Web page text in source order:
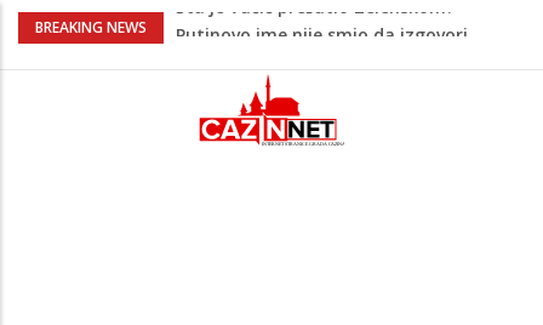
BREAKING NEWS
Šta se dešava u Europi? Dron iz
kod gasovoda
Ribari pronašli kosti na isušenom dnu
Save, podsjećaju na ljudske